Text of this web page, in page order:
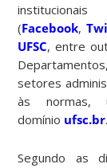
institucionais
(Facebook,
UFSC, entre
setores
às
domínio ufsc.br.
Segundo as